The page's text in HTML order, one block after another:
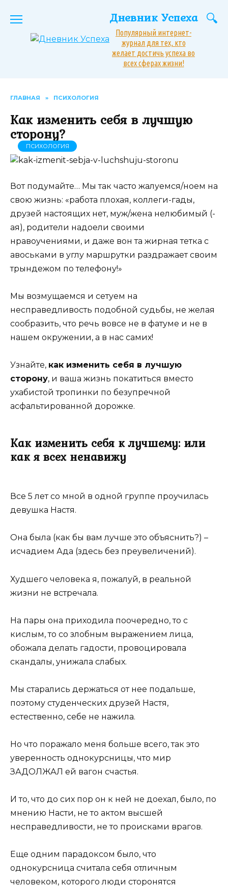
Дневник Успеха
Популярный интернет-
журнал для тех, кто
желает достичь успеха во
всех сферах жизни!
ГЛАВНАЯ » ПСИХОЛОГИЯ
Как изменить себя в лучшую
сторону?
ПСИХОЛОГИЯ
Вот подумайте… Мы так часто жалуемся/ноем на
свою жизнь: «работа плохая, коллеги-гады,
друзей настоящих нет, муж/жена нелюбимый (-
ая), родители надоели своими
нравоучениями, и даже вон та жирная тетка с
авоськами в углу маршрутки раздражает своим
трындежом по телефону!»
Мы возмущаемся и сетуем на
несправедливость подобной судьбы, не желая
сообразить, что речь вовсе не в фатуме и не в
нашем окружении, а в нас самих!
Узнайте, как изменить себя в лучшую
сторону, и ваша жизнь покатиться вместо
ухабистой тропинки по безупречной
асфальтированной дорожке.
Как изменить себя к лучшему: или
как я всех ненавижу
Все 5 лет со мной в одной группе проучилась
девушка Настя.
Она была (как бы вам лучше это объяснить?) –
исчадием Ада (здесь без преувеличений).
Худшего человека я, пожалуй, в реальной
жизни не встречала.
На пары она приходила поочередно, то с
кислым, то со злобным выражением лица,
обожала делать гадости, провоцировала
скандалы, унижала слабых.
Мы старались держаться от нее подальше,
поэтому студенческих друзей Настя,
естественно, себе не нажила.
Но что поражало меня больше всего, так это
уверенность однокурсницы, что мир
ЗАДОЛЖАЛ ей вагон счастья.
И то, что до сих пор он к ней не доехал, было, по
мнению Насти, не то актом высшей
несправедливости, не то происками врагов.
Еще одним парадоксом было, что
однокурсница считала себя отличным
человеком, которого люди сторонятся